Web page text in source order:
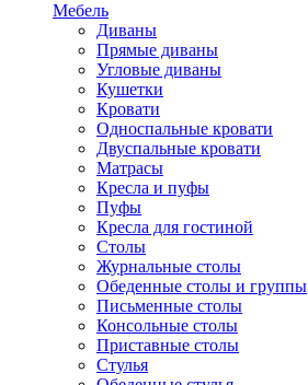
Мебель
Диваны
Прямые диваны
Угловые диваны
Кушетки
Кровати
Односпальные кровати
Двуспальные кровати
Матрасы
Кресла и пуфы
Пуфы
Кресла для гостиной
Столы
Журнальные столы
Обеденные столы и группы
Письменные столы
Консольные столы
Приставные столы
Стулья